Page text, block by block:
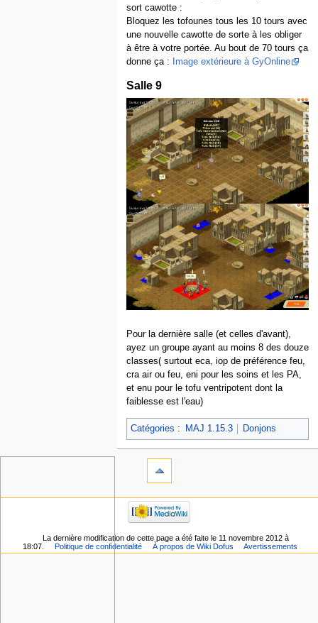
sort cawotte :
Bloquez les tofounes tous les 10 tours avec
une nouvelle cawotte de sorte à les obliger
à être à votre portée. Au bout de 70 tours ça
donne ça :
Image extérieure à GyOnline
Salle 9
Pour la dernière salle (et celles d'avant),
ayez un groupe ayant au moins 8 des douze
classes( surtout eca, iop de préférence feu,
cra air ou feu, eni pour les soins et les PA,
et enu pour le tofu ventripotent dont la
faiblesse est l'eau)
Catégories : MAJ 1.15.3 Donjons
La dernière modification de cette page a été faite le 11 novembre 2012 à
18:07.
Politique de confidentialité À propos de Wiki Dofus Avertissements